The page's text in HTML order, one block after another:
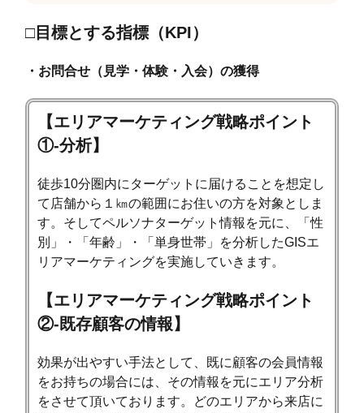
□目標とする指標（KPI）
・お問合せ（見学・体験・入会）の獲得
【エリアマーケティング戦略ポイント
①-分析】
徒歩10分圏内にターゲットに届けることを想定し
て店舗から１㎞の範囲にお住いの方を対象としま
す。そしてペルソナターゲット情報を元に、「性
別」・「年齢」・「単身世帯」を分析したGISエ
リアマーケティングを実施していきます。
【エリアマーケティング戦略ポイント
②-既存顧客の情報】
効果が出やすい手法として、既に顧客の会員情報
をお持ちの場合には、その情報を元にエリア分析
をさせて頂いております。どのエリアから来店に